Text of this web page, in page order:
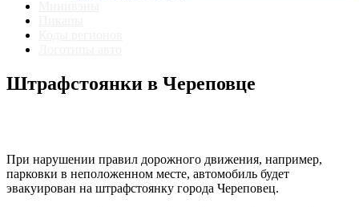
Штрафстоянки в Череповце
При нарушении правил дорожного движения, например,
парковки в неположенном месте, автомобиль будет
эвакуирован на штрафстоянку города Череповец.